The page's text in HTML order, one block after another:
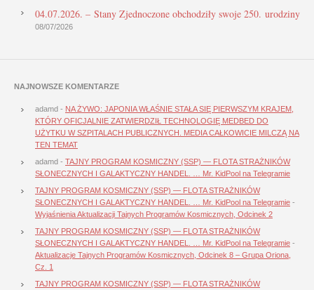
04.07.2026. – Stany Zjednoczone obchodziły swoje 250. urodziny
08/07/2026
NAJNOWSZE KOMENTARZE
adamd - NA ŻYWO: JAPONIA WŁAŚNIE STAŁA SIĘ PIERWSZYM KRAJEM,
KTÓRY OFICJALNIE ZATWIERDZIŁ TECHNOLOGIĘ MEDBED DO
UŻYTKU W SZPITALACH PUBLICZNYCH. MEDIA CAŁKOWICIE MILCZĄ NA
TEN TEMAT
adamd - TAJNY PROGRAM KOSMICZNY (SSP) — FLOTA STRAŻNIKÓW
SŁONECZNYCH I GALAKTYCZNY HANDEL. … Mr. KidPool na Telegramie
TAJNY PROGRAM KOSMICZNY (SSP) — FLOTA STRAŻNIKÓW
SŁONECZNYCH I GALAKTYCZNY HANDEL. … Mr. KidPool na Telegramie -
Wyjaśnienia Aktualizacji Tajnych Programów Kosmicznych, Odcinek 2
TAJNY PROGRAM KOSMICZNY (SSP) — FLOTA STRAŻNIKÓW
SŁONECZNYCH I GALAKTYCZNY HANDEL. … Mr. KidPool na Telegramie -
Aktualizacje Tajnych Programów Kosmicznych, Odcinek 8 – Grupa Oriona,
Cz. 1
TAJNY PROGRAM KOSMICZNY (SSP) — FLOTA STRAŻNIKÓW